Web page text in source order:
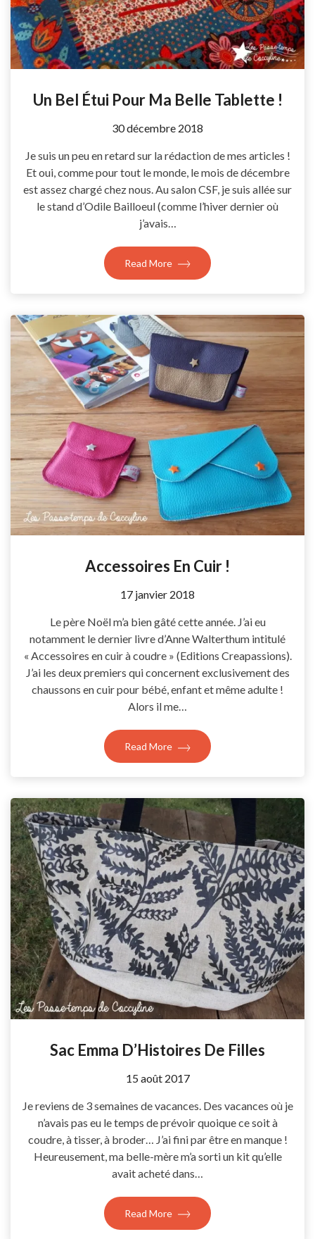
Un Bel Étui Pour Ma Belle Tablette !
by
30 décembre 2018
Je suis un peu en retard sur la rédaction de mes articles !
Et oui, comme pour tout le monde, le mois de décembre
est assez chargé chez nous. Au salon CSF, je suis allée sur
le stand d’Odile Bailloeul (comme l’hiver dernier où
j’avais…
Read More
Accessoires En Cuir !
by
17 janvier 2018
Le père Noël m’a bien gâté cette année. J’ai eu
notamment le dernier livre d’Anne Walterthum intitulé
« Accessoires en cuir à coudre » (Editions Creapassions).
J’ai les deux premiers qui concernent exclusivement des
chaussons en cuir pour bébé, enfant et même adulte !
Alors il me…
Read More
Sac Emma D’Histoires De Filles
by
15 août 2017
Je reviens de 3 semaines de vacances. Des vacances où je
n’avais pas eu le temps de prévoir quoique ce soit à
coudre, à tisser, à broder… J’ai fini par être en manque !
Heureusement, ma belle-mère m’a sorti un kit qu’elle
avait acheté dans…
Read More